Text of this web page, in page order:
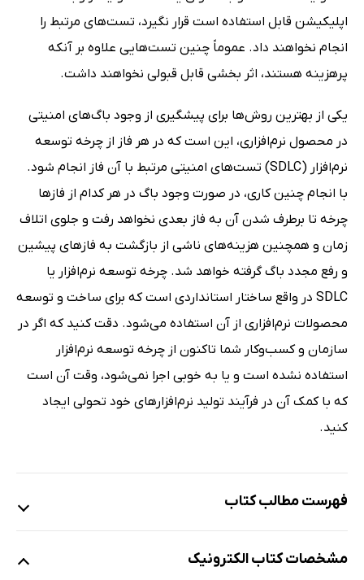
اپلیکیشن قابل استفاده است قرار نگیرد، تست‌های مرتبط را
انجام نخواهند داد. عموماً چنین تست‌هایی علاوه بر آنکه
پرهزینه هستند، اثر بخشی قابل قبولی نخواهند داشت.
یکی از بهترین روش‌ها برای پیشگیری از وجود باگ‌های امنیتی
در محصول نرم‌افزاری، این است که در هر فاز از چرخه توسعه
نرم‌افزار (SDLC) تست‌های امنیتی مرتبط با آن فاز انجام شود.
با انجام چنین کاری، در صورت وجود باگ در هر کدام از فازها
چرخه تا برطرف شدن آن به فاز بعدی نخواهد رفت و جلوی اتلاف
زمان و همچنین هزینه‌های ناشی از بازگشت به فازهای پیشین
و رفع مجدد باگ گرفته خواهد شد. چرخه توسعه نرم‌افزار یا
SDLC در واقع ساختار استانداردی است که برای ساخت و توسعه
محصولات نرم‌افزاری از آن استفاده می‌شود. دقت کنید که اگر در
سازمان و کسب‌وکار شما تاکنون از چرخه توسعه نرم‌افزار
استفاده نشده است و یا به خوبی اجرا نمی‌شود، وقت آن است
که با کمک آن در فرآیند تولید نرم‌افزارهای خود تحولی ایجاد
کنید.
فهرست مطالب کتاب
مشخصات کتاب الکترونیک